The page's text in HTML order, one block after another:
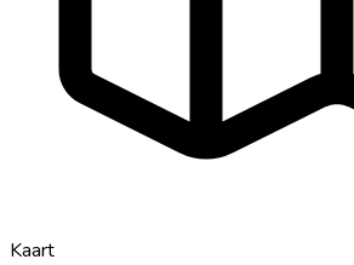
Kaart